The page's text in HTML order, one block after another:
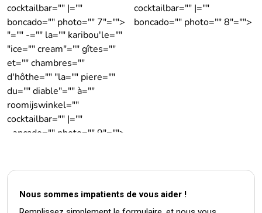
cocktailbar="" |=""
boncado="" photo="" 7"="">
cocktailbar="" |=""
boncado="" photo="" 8"="">
"="" -="" la="" karibou'le=""
"ice="" cream"="" gîtes=""
et="" chambres=""
d'hôthe="" "la="" piere=""
du="" diable"="" à=""
roomijswinkel=""
cocktailbar="" |=""
boncado="" photo="" 9"="">
Nous sommes impatients de vous aider !